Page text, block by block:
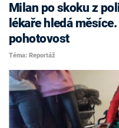
Milan po skoku z
lékaře hledá
pohotovost
Téma: Reportáž